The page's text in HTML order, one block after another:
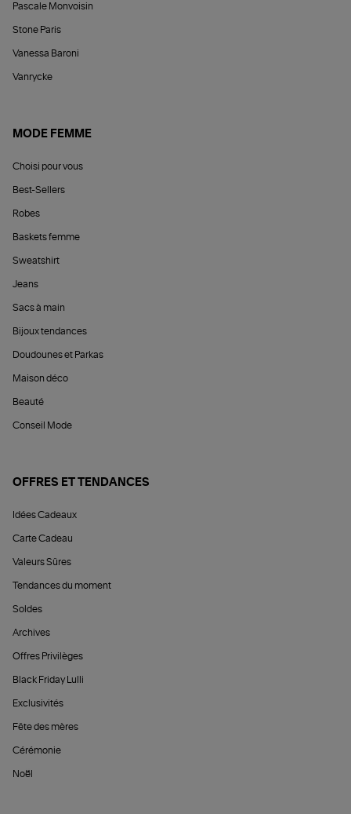
Pascale Monvoisin
Stone Paris
Vanessa Baroni
Vanrycke
MODE FEMME
Choisi pour vous
Best-Sellers
Robes
Baskets femme
Sweatshirt
Jeans
Sacs à main
Bijoux tendances
Doudounes et Parkas
Maison déco
Beauté
Conseil Mode
OFFRES ET TENDANCES
Idées Cadeaux
Carte Cadeau
Valeurs Sûres
Tendances du moment
Soldes
Archives
Offres Privilèges
Black Friday Lulli
Exclusivités
Fête des mères
Cérémonie
Noël